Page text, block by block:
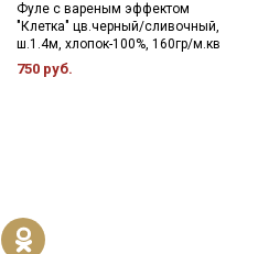
Фуле с вареным эффектом
"Клетка" цв.черный/сливочный,
ш.1.4м, хлопок-100%, 160гр/м.кв
750 руб.